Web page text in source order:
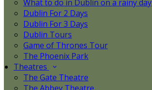
What to do in Dublin on a rainy day
Dublin For 2 Days
Dublin For 3 Days
Dublin Tours
Game of Thrones Tour
The Phoenix Park
Theatres
The Gate Theatre